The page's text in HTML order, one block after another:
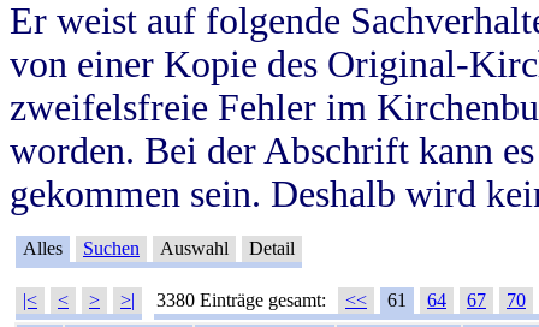
Er weist auf folgende
von einer Kopie des Original-
zweifelsfreie Fehler im
worden. Bei der Abschrift kann
gekommen sein. Deshalb wird
Alles Suchen Auswahl Detail
|< < > >| 3380 Einträge gesamt: << 61 64 67
70